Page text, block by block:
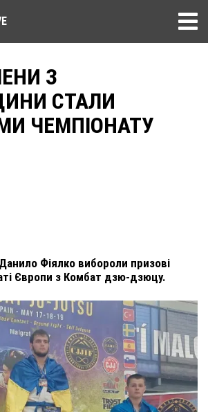
З
СТАЛИ
ЧЕМПІОНАТУ
Фіялко вибороли призові
Європи з Комбат дзю-дзюцу.